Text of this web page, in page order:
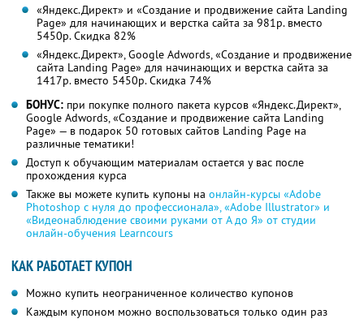
«Яндекс.Директ» и «Создание и продвижение сайта Landing
Page» для начинающих и верстка сайта за 981р. вместо
5450р.Скидка 82%
«Яндекс.Директ», Google Adwords, «Создание и продвижение
сайта Landing Page» для начинающих и верстка сайта за
1417р. вместо 5450р. Скидка 74%
БОНУС: при покупке полного пакета курсов «Яндекс.Директ»,
Google Adwords, «Создание и продвижение сайта Landing
Page» — в подарок 50 готовых сайтов Landing Page на
различные тематики!
Доступ к обучающим материалам остается у вас после
прохождения курса
Также вы можете купить купоны на онлайн-курсы «Adobe
Photoshop с нуля до профессионала», «Adobe Illustrator» и
«Видеонаблюдение своими руками от А до Я» от студии
онлайн-обучения Learncours
КАК РАБОТАЕТ КУПОН
Можно купить неограниченное количество купонов
Каждым купоном можно воспользоваться только один раз